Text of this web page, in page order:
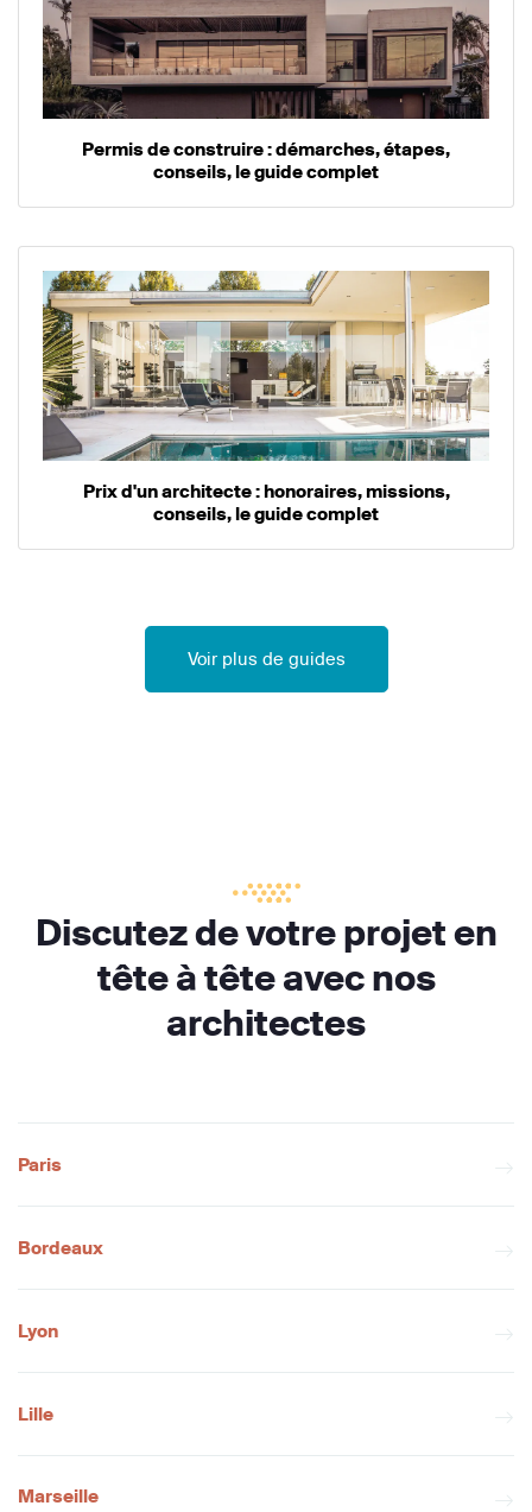
Permis de construire : démarches, étapes,
conseils, le guide complet
Prix d'un architecte : honoraires, missions,
conseils, le guide complet
Voir plus de guides
Discutez de votre projet en
tête à tête avec nos
architectes
Paris
Bordeaux
Lyon
Lille
Marseille